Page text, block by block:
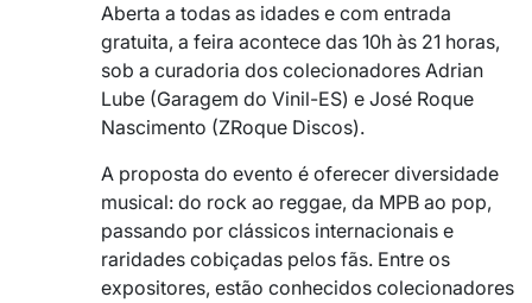
Aberta a todas as idades e com entrada
gratuita, a feira acontece das 10h às 21 horas,
sob a curadoria dos colecionadores Adrian
Lube (Garagem do Vinil-ES) e José Roque
Nascimento (ZRoque Discos).
A proposta do evento é oferecer diversidade
musical: do rock ao reggae, da MPB ao pop,
passando por clássicos internacionais e
raridades cobiçadas pelos fãs. Entre os
expositores, estão conhecidos colecionadores